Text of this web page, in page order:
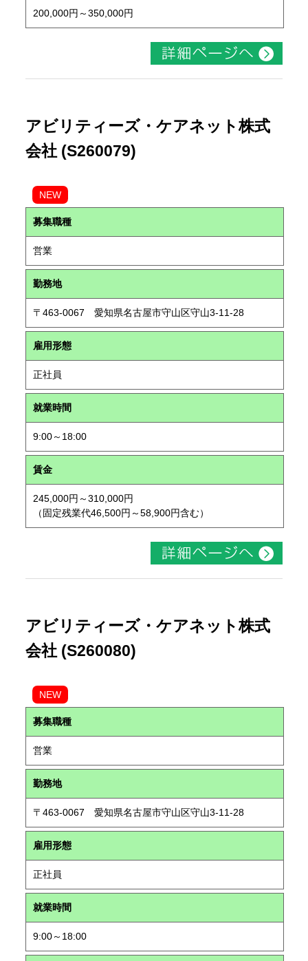
200,000円～350,000円
アビリティーズ・ケアネット株式
会社 (S260079)
NEW
募集職種
営業
勤務地
〒463-0067 愛知県名古屋市守山区守山3-11-28
雇用形態
正社員
就業時間
9:00～18:00
賃金
245,000円～310,000円
（固定残業代46,500円～58,900円含む）
アビリティーズ・ケアネット株式
会社 (S260080)
NEW
募集職種
営業
勤務地
〒463-0067 愛知県名古屋市守山区守山3-11-28
雇用形態
正社員
就業時間
9:00～18:00